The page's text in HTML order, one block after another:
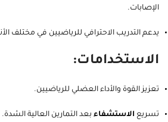
الإصابات.
يدعم التدريب الاحترافي للرياضيين في مختلف
الاستخدامات:
تعزيز القوة والأداء العضلي للرياضيين.
تسريع الاستشفاء بعد التمارين العالية الشدة.